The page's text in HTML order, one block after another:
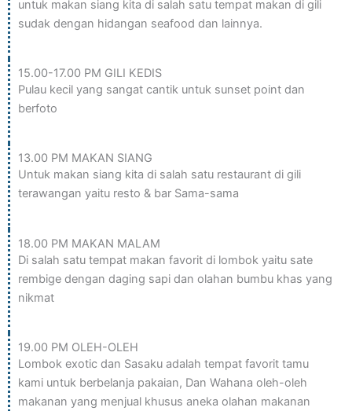
untuk makan siang kita di salah satu tempat makan di gili
sudak dengan hidangan seafood dan lainnya.
15.00-17.00 PM GILI KEDIS
Pulau kecil yang sangat cantik untuk sunset point dan
berfoto
13.00 PM MAKAN SIANG
Untuk makan siang kita di salah satu restaurant di gili
terawangan yaitu resto & bar Sama-sama
18.00 PM MAKAN MALAM
Di salah satu tempat makan favorit di lombok yaitu sate
rembige dengan daging sapi dan olahan bumbu khas yang
nikmat
19.00 PM OLEH-OLEH
Lombok exotic dan Sasaku adalah tempat favorit tamu
kami untuk berbelanja pakaian, Dan Wahana oleh-oleh
makanan yang menjual khusus aneka olahan makanan